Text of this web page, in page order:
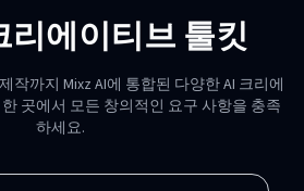
리에이티브 툴킷
작까지 Mixz AI에 통합된 다양한 AI 크리에
곳에서 모든 창의적인 요구 사항을 충족
하세요.